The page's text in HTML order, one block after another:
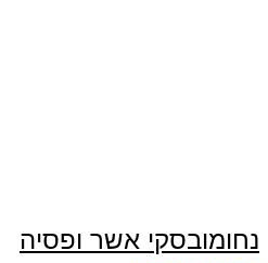
נחומובסקי אשר ופסיה